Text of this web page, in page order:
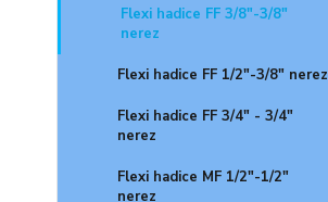
Flexi hadice FF 3/8"-3/8"
nerez
Flexi hadice FF 1/2"-3/8" nerez
Flexi hadice FF 3/4" - 3/4"
nerez
Flexi hadice MF 1/2"-1/2"
nerez